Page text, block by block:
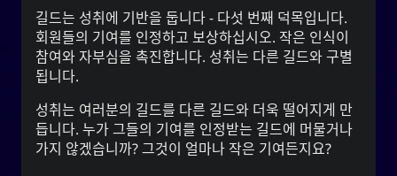
길드는 성취에 기반을 둡니다 - 다섯 번째 덕목입니다.
회원들의 기여를 인정하고 보상하십시오. 작은 인식이
참여와 자부심을 촉진합니다. 성취는 다른 길드와 구별
됩니다.
성취는 여러분의 길드를 다른 길드와 더욱 떨어지게 만
듭니다. 누가 그들의 기여를 인정받는 길드에 머물거나
가지 않겠습니까? 그것이 얼마나 작은 기여든지요?